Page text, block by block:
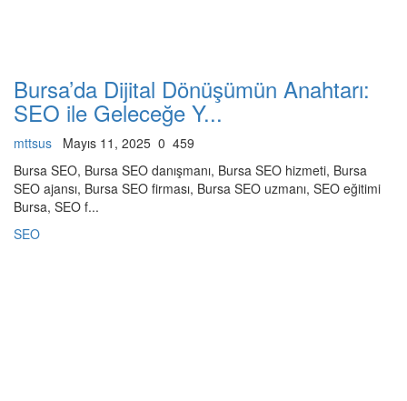
Bursa’da Dijital Dönüşümün Anahtarı:
SEO ile Geleceğe Y...
mttsus Mayıs 11, 2025 0 459
Bursa SEO, Bursa SEO danışmanı, Bursa SEO hizmeti, Bursa
SEO ajansı, Bursa SEO firması, Bursa SEO uzmanı, SEO eğitimi
Bursa, SEO f...
SEO